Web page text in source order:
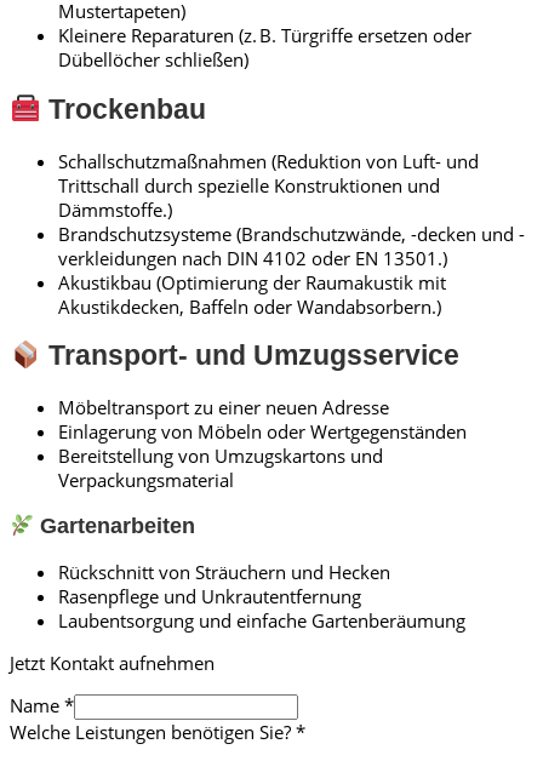
Mustertapeten)
Kleinere Reparaturen (z. B. Türgriffe ersetzen oder
Dübellöcher schließen)
Trockenbau
Schallschutzmaßnahmen (Reduktion von Luft- und
Trittschall durch spezielle Konstruktionen und
Dämmstoffe.)
Brandschutzsysteme (Brandschutzwände, -decken und -
verkleidungen nach DIN 4102 oder EN 13501.)
Akustikbau (Optimierung der Raumakustik mit
Akustikdecken, Baffeln oder Wandabsorbern.)
Transport- und Umzugsservice
Möbeltransport zu einer neuen Adresse
Einlagerung von Möbeln oder Wertgegenständen
Bereitstellung von Umzugskartons und
Verpackungsmaterial
Gartenarbeiten
Rückschnitt von Sträuchern und Hecken
Rasenpflege und Unkrautentfernung
Laubentsorgung und einfache Gartenberäumung
Jetzt Kontakt aufnehmen
Name *
Welche Leistungen benötigen Sie? *